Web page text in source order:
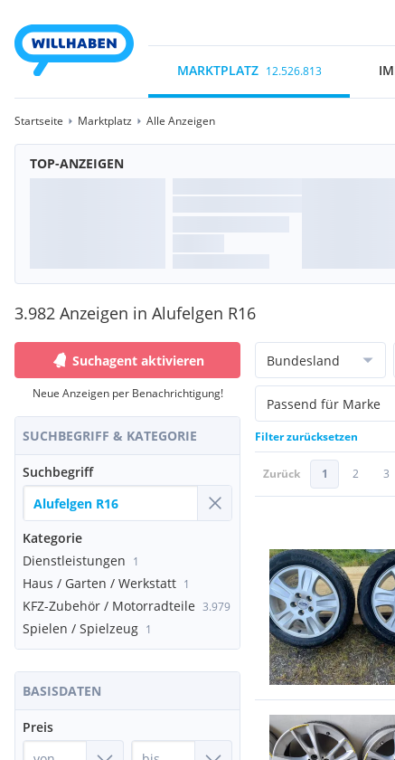
MARKTPLATZ 12.526.813
Startseite Marktplatz Alle Anzeigen
TOP-ANZEIGEN
3.982 Anzeigen in Alufelgen R16
Suchagent aktivieren
Neue Anzeigen per Benachrichtigung!
SUCHBEGRIFF & KATEGORIE
Suchbegriff
Kategorie
Dienstleistungen 1
Haus / Garten / Werkstatt 1
KFZ-Zubehör / Motorradteile 3.979
Spielen / Spielzeug 1
BASISDATEN
Preis
Bundesland
Passend für Marke
Filter zurücksetzen
Zurück 1 2 3